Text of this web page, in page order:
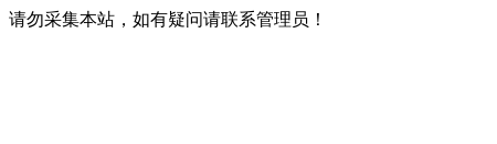
请勿采集本站，如有疑问请联系管理员！